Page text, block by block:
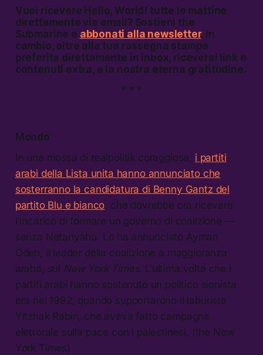
Vuoi ricevere Hello, World! tutte le mattine
direttamente via email? Sostieni the
Submarine e abbonati alla newsletter. In
cambio, oltre alla tua rassegna stampa
preferita direttamente in inbox, riceverai link e
contenuti extra, e la nostra eterna gratitudine.
* * *
Mondo
In una mossa di realpolitik coraggiosa, i partiti
arabi della Lista unita hanno annunciato che
sosterranno la candidatura di Benny Gantz del
partito Blu e bianco, che dovrebbe ora ricevere
l’incarico di formare un governo di coalizione —
senza Netanyahu. Lo ha annunciato Ayman
Odeh, il leader della coalizione a maggioranza
araba, sul New York Times. L’ultima volta che i
partiti arabi hanno sostenuto un politico sionista
era nel 1992, quando supportarono il laburista
Yitzhak Rabin, che aveva fatto campagna
elettorale sulla pace con i palestinesi. (the New
York Times)